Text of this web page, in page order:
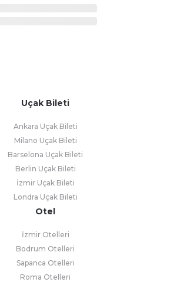
Uçak Bileti
Ankara Uçak Bileti
Milano Uçak Bileti
Barselona Uçak Bileti
Berlin Uçak Bileti
İzmir Uçak Bileti
Londra Uçak Bileti
Otel
İzmir Otelleri
Bodrum Otelleri
Sapanca Otelleri
Roma Otelleri